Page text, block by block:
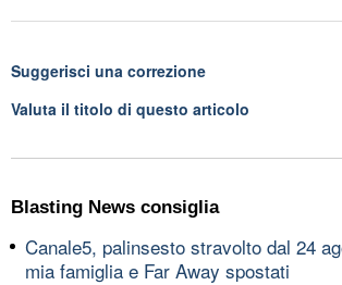
Suggerisci una correzione
Valuta il titolo di questo articolo
Blasting News consiglia
Canale5, palinsesto stravolto dal 24
mia famiglia e Far Away spostati